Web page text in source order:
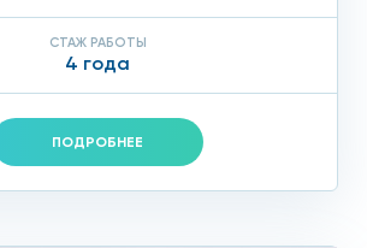
СТАЖ РАБОТЫ
4 года
ПОДРОБНЕЕ